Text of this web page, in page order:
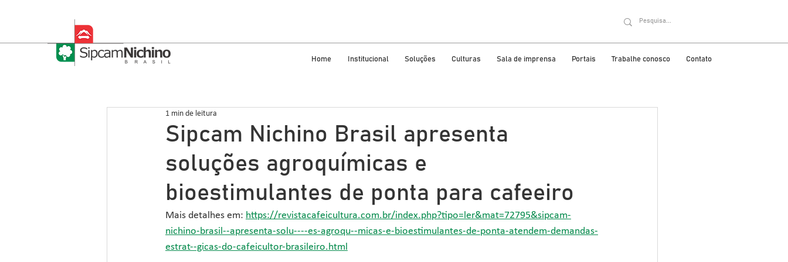
Home Institucional Soluções Culturas Sala de imprensa Portais Trabalhe conosco Contato
Sipcam Nichino Brasil apresenta
soluções agroquímicas e
bioestimulantes de ponta para cafeeiro
1 min de leitura
Mais detalhes em: https://revistacafeicultura.com.br/index.php?tipo=ler&mat=72795&sipcam-
nichino-brasil--apresenta-solu----es-agroqu--micas-e-bioestimulantes-de-ponta-atendem-demandas-
estrat--gicas-do-cafeicultor-brasileiro.html